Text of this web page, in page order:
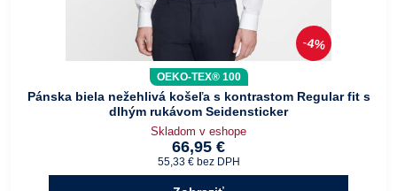
4%
OEKO-TEX® 100
Pánska biela nežehlivá košeľa s kontrastom Regular fit s
dlhým rukávom Seidensticker
Skladom v eshope
66,95 €
55,33 € bez DPH